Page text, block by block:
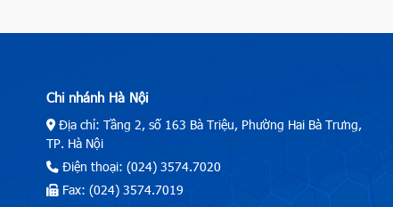
Chi nhánh Hà Nội
Địa chỉ: Tầng 2, số 163 Bà Triệu, Phường Hai Bà Trưng,
TP. Hà Nội
Điện thoại: (024) 3574.7020
Fax: (024) 3574.7019